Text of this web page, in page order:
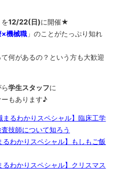
12/22(日)に開催★
×機械職」のことがたっぷり知れ
何があるの？という方も大歓迎
学生スタッフに
もあります♪
るわかりスペシャル】臨床工学
技師について知ろう
わかりスペシャル】もしもご飯
わかりスペシャル】クリスマス